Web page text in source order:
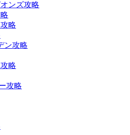
ンズ攻略
略
ン攻略
略
攻略